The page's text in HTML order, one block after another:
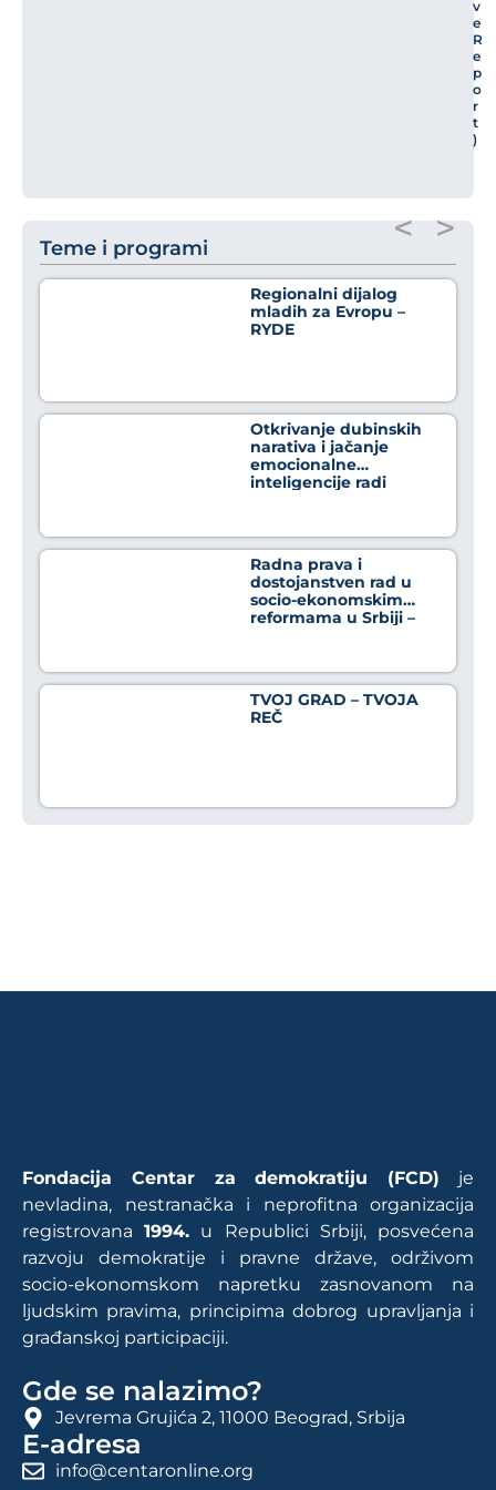
v
e
R
e
p
o
r
t
)
Teme i programi
Regionalni dijalog
mladih za Evropu –
RYDE
Otkrivanje dubinskih
narativa i jačanje
emocionalne
inteligencije radi
dezinformacija
Radna prava i
dostojanstven rad u
socio-ekonomskim
reformama u Srbiji –
TVOJ GRAD – TVOJA
REČ
< >
Fondacija Centar za demokratiju (FCD) je
nevladina, nestranačka i neprofitna organizacija
registrovana1994. u Republici Srbiji, posvećena
razvoju demokratije i pravne države, održivom
socio-ekonomskom napretku zasnovanom na
ljudskim pravima, principima dobrog upravljanja i
građanskoj participaciji.
Gde se nalazimo?
Jevrema Grujića 2, 11000 Beograd, Srbija
E-adresa
info@centaronline.org